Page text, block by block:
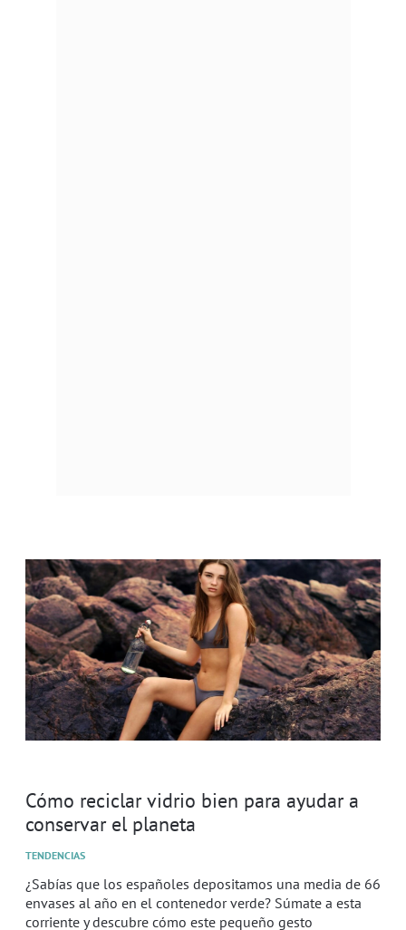
Cómo reciclar vidrio bien para ayudar a
conservar el planeta
TENDENCIAS
¿Sabías que los españoles depositamos una media de 66
envases al año en el contenedor verde? Súmate a esta
corriente y descubre cómo este pequeño gesto